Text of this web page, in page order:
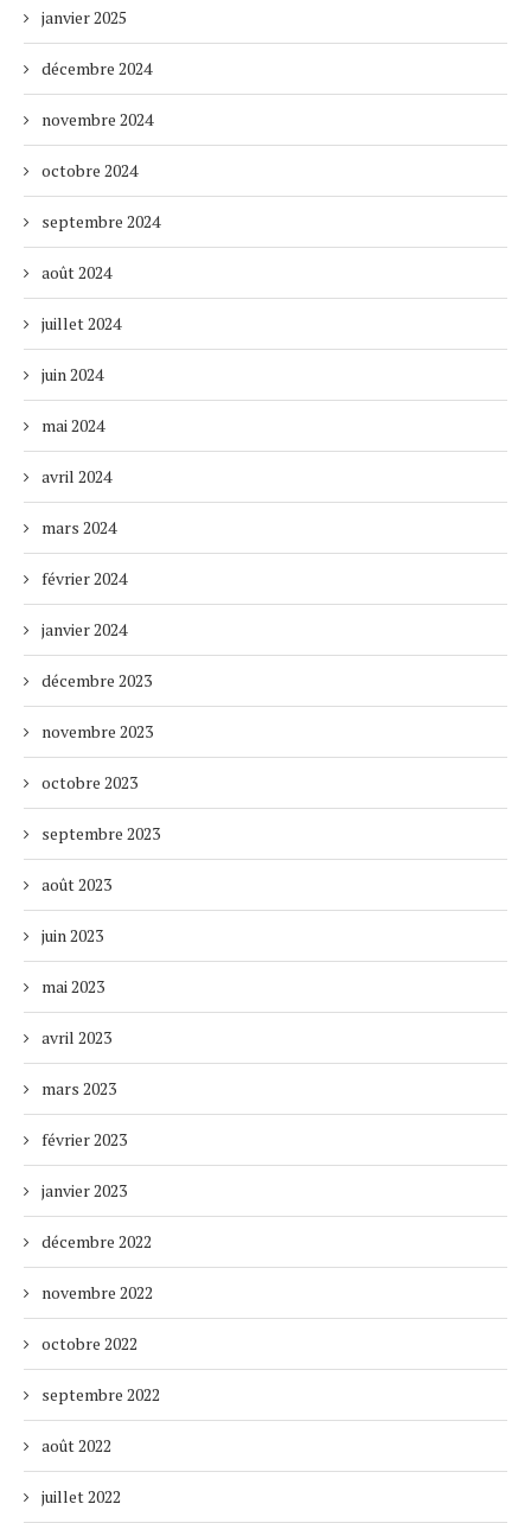
janvier 2025
décembre 2024
novembre 2024
octobre 2024
septembre 2024
août 2024
juillet 2024
juin 2024
mai 2024
avril 2024
mars 2024
février 2024
janvier 2024
décembre 2023
novembre 2023
octobre 2023
septembre 2023
août 2023
juin 2023
mai 2023
avril 2023
mars 2023
février 2023
janvier 2023
décembre 2022
novembre 2022
octobre 2022
septembre 2022
août 2022
juillet 2022